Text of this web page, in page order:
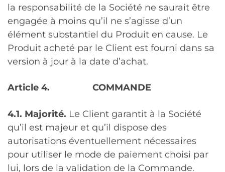
la responsabilité de la Société ne saurait être
engagée à moins qu’il ne s’agisse d’un
élément substantiel du Produit en cause. Le
Produit acheté par le Client est fourni dans sa
version à jour à la date d’achat.
Article 4. COMMANDE
4.1. Majorité. Le Client garantit à la Société
qu’il est majeur et qu’il dispose des
autorisations éventuellement nécessaires
pour utiliser le mode de paiement choisi par
lui, lors de la validation de la Commande.